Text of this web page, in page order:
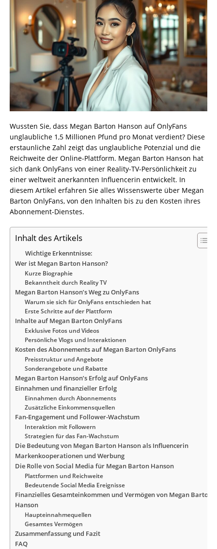
Wussten Sie, dass Megan Barton Hanson auf OnlyFans
unglaubliche 1,5 Millionen Pfund pro Monat verdient? Diese
erstaunliche Zahl zeigt das unglaubliche Potenzial und die
Reichweite der Online-Plattform. Megan Barton Hanson hat
sich dank OnlyFans von einer Reality-TV-Persönlichkeit zu
einer weltweit anerkannten Influencerin entwickelt. In
diesem Artikel erfahren Sie alles Wissenswerte über Megan
Barton OnlyFans, von den Inhalten bis zu den Kosten ihres
Abonnement-Dienstes.
Inhalt des Artikels
Wichtige Erkenntnisse:
Wer ist Megan Barton Hanson?
Kurze Biographie
Bekanntheit durch Reality TV
Megan Barton Hanson’s Weg zu OnlyFans
Warum sie sich für OnlyFans entschieden hat
Erste Schritte auf der Plattform
Inhalte auf Megan Barton OnlyFans
Exklusive Fotos und Videos
Persönliche Vlogs und Interaktionen
Kosten des Abonnements auf Megan Barton OnlyFans
Preisstruktur und Angebote
Sonderangebote und Rabatte
Megan Barton Hanson’s Erfolg auf OnlyFans
Einnahmen und finanzieller Erfolg
Einnahmen durch Abonnements
Zusätzliche Einkommensquellen
Fan-Engagement und Follower-Wachstum
Interaktion mit Followern
Strategien für das Fan-Wachstum
Die Bedeutung von Megan Barton Hanson als Influencerin
Markenkooperationen und Werbung
Die Rolle von Social Media für Megan Barton Hanson
Plattformen und Reichweite
Bedeutende Social Media Ereignisse
Finanzielles Gesamteinkommen und Vermögen von Megan Barton
Hanson
Haupteinnahmequellen
Gesamtes Vermögen
Zusammenfassung und Fazit
FAQ